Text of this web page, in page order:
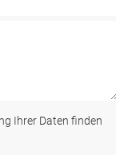
Ihrer Daten finden